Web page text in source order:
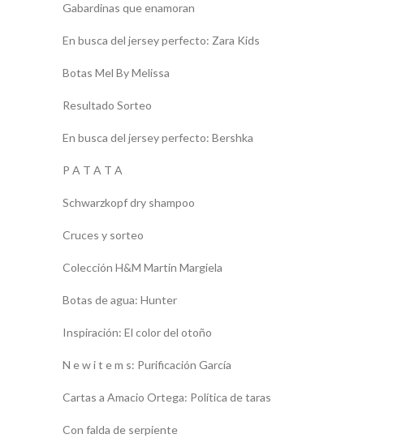
Gabardinas que enamoran
En busca del jersey perfecto: Zara Kids
Botas Mel By Melissa
Resultado Sorteo
En busca del jersey perfecto: Bershka
P A T A T A
Schwarzkopf dry shampoo
Cruces y sorteo
Colección H&M Martin Margiela
Botas de agua: Hunter
Inspiración: El color del otoño
N e w i t e m s: Purificación García
Cartas a Amacio Ortega: Política de taras
Con falda de serpiente